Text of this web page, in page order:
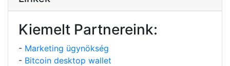
Kiemelt Partnereink:
- Marketing ügynökség
- Bitcoin desktop wallet